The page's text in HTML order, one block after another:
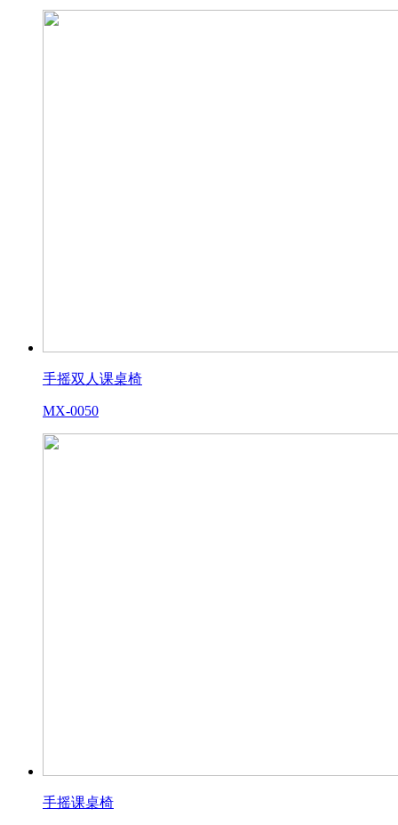
手摇双人课桌椅
MX-0050
手摇课桌椅